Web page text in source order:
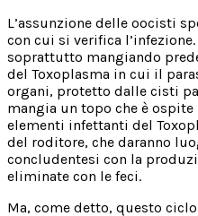
L’assunzione delle oocisti
con cui si verifica
soprattutto mangiando
del Toxoplasma in cui il
organi, protetto dalle cisti
mangia un topo che è
elementi infettanti del
del roditore, che daranno
concludentesi con la
eliminate con le feci.
Ma, come detto, questo